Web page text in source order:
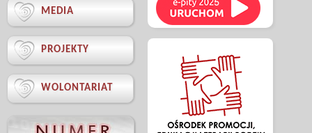
 MEDIA
 PROJEKTY
 WOLONTARIAT